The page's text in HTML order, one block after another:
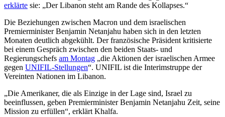
erklärte sie: „Der Libanon steht am Rande des Kollapses.“
Die Beziehungen zwischen Macron und dem israelischen
Premierminister Benjamin Netanjahu haben sich in den letzten
Monaten deutlich abgekühlt. Der französische Präsident kritisierte
bei einem Gespräch zwischen den beiden Staats- und
Regierungschefs am Montag „die Aktionen der israelischen Armee
gegen UNIFIL-Stellungen“. UNIFIL ist die Interimstruppe der
Vereinten Nationen im Libanon.
„Die Amerikaner, die als Einzige in der Lage sind, Israel zu
beeinflussen, geben Premierminister Benjamin Netanjahu Zeit, seine
Mission zu erfüllen“, erklärt Khalfa.